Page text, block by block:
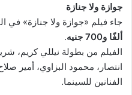
جوازة ولا جنازة
جاء فيلم «جوازة ولا جنازة» في
ألفًا و700 جنيه
.
الفيلم من بطولة نيللي كريم،
انتصار، محمود البزاوي، أمير
الفنانين للسينما.